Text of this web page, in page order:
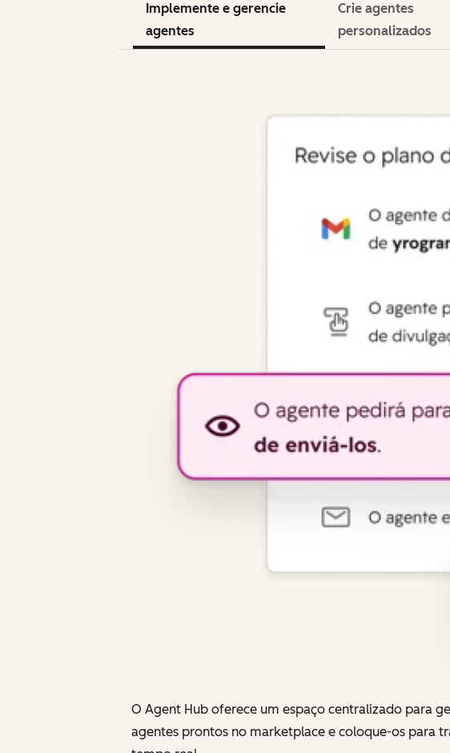
Implemente e gerencie
agentes
Crie agentes
personalizados
O Agent Hub oferece um espaço centralizado para
agentes prontos no marketplace e coloque-os para